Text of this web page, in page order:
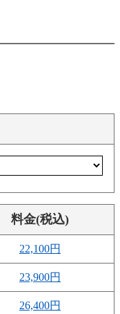
料金(税込)
22,100円
23,900円
26,400円